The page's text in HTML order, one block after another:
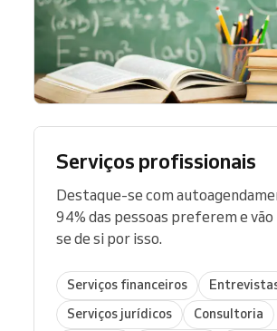
Serviços profissionais
Destaque-se com
94% das pessoas preferem e
se de si por isso.
Serviços financeiros
Serviços jurídicos
Consultoria